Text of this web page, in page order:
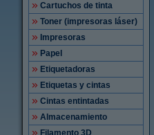
Cartuchos de tinta
Toner (impresoras láser)
Impresoras
Papel
Etiquetadoras
Etiquetas y cintas
Cintas entintadas
Almacenamiento
Filamento 3D